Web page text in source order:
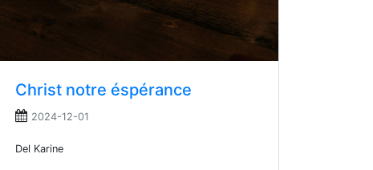
Christ notre éspérance
2024-12-01
Del Karine